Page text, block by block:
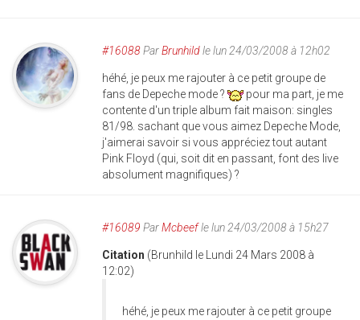
#16088ParBrunhildle lun 24/03/2008 à 12h02
héhé, je peux me rajouter à ce petit groupe de
fans de Depeche mode ?
pour ma part, je me
contente d'un triple album fait maison: singles
81/98. sachant que vous aimez Depeche Mode,
j'aimerai savoir si vous appréciez tout autant
Pink Floyd (qui, soit dit en passant, font des live
absolument magnifiques) ?
#16089 ParMcbeefle lun 24/03/2008 à 15h27
Citation (Brunhild le Lundi 24 Mars 2008 à
12:02)
héhé, je peux me rajouter à ce petit groupe